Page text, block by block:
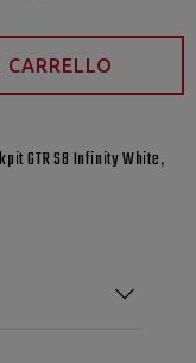
GTR S8 Infinity White,